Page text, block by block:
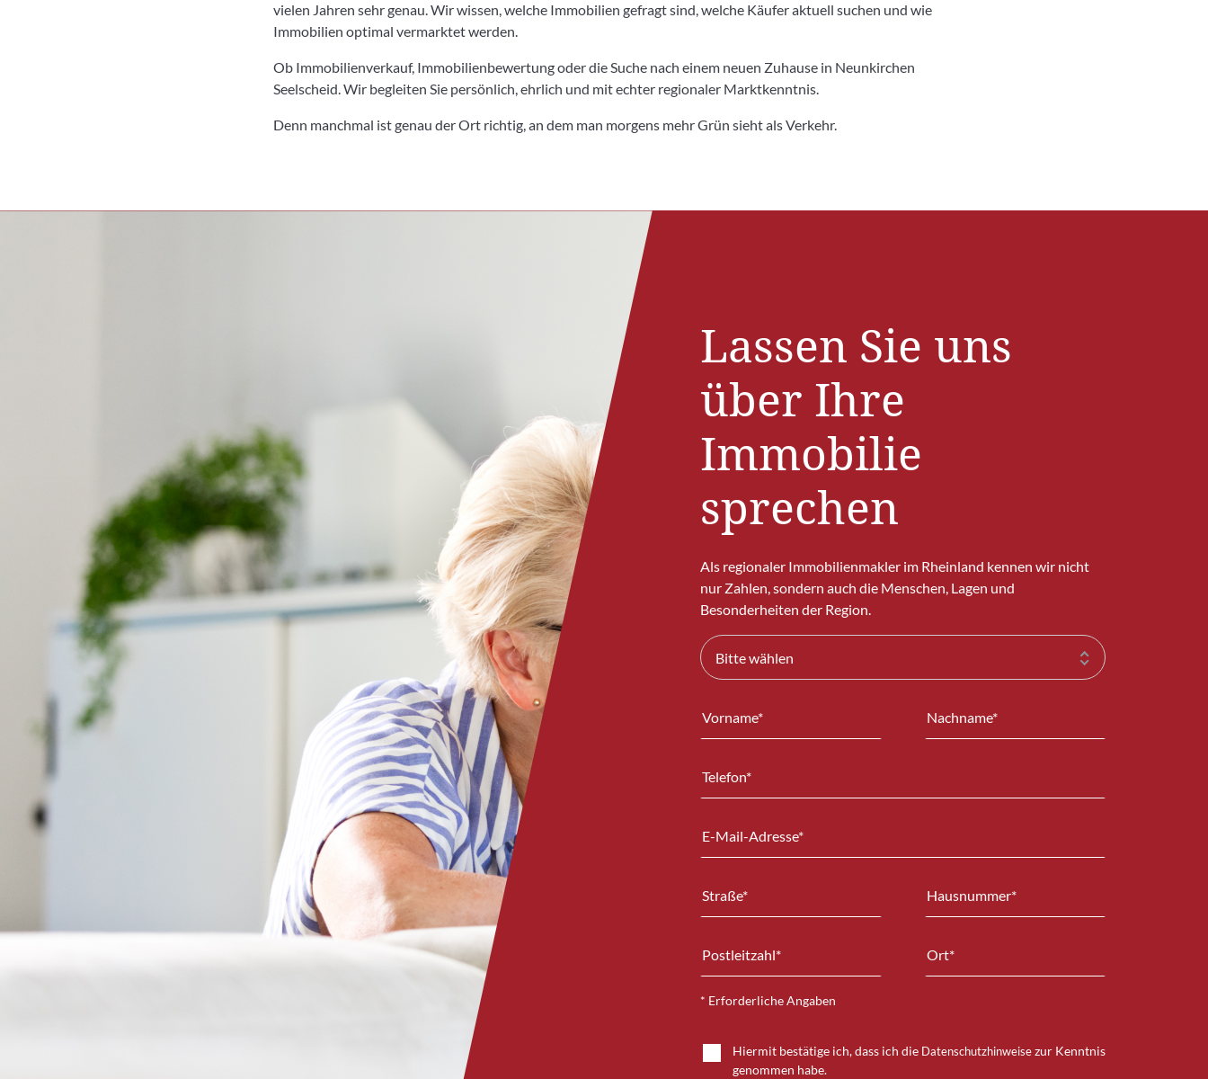
vielen Jahren sehr genau. Wir wissen, welche Immobilien gefragt sind, welche Käufer aktuell suchen und wie
Immobilien optimal vermarktet werden.
Ob Immobilienverkauf, Immobilienbewertung oder die Suche nach einem neuen Zuhause in Neunkirchen
Seelscheid. Wir begleiten Sie persönlich, ehrlich und mit echter regionaler Marktkenntnis.
Denn manchmal ist genau der Ort richtig, an dem man morgens mehr Grün sieht als Verkehr.
Lassen Sie uns
über Ihre
Immobilie
sprechen
Als regionaler Immobilienmakler im Rheinland kennen wir nicht
nur Zahlen, sondern auch die Menschen, Lagen und
Besonderheiten der Region.
Bitte wählen
* Erforderliche Angaben
Hiermit bestätige ich, dass ich die Datenschutzhinweisezur Kenntnis
genommen habe.